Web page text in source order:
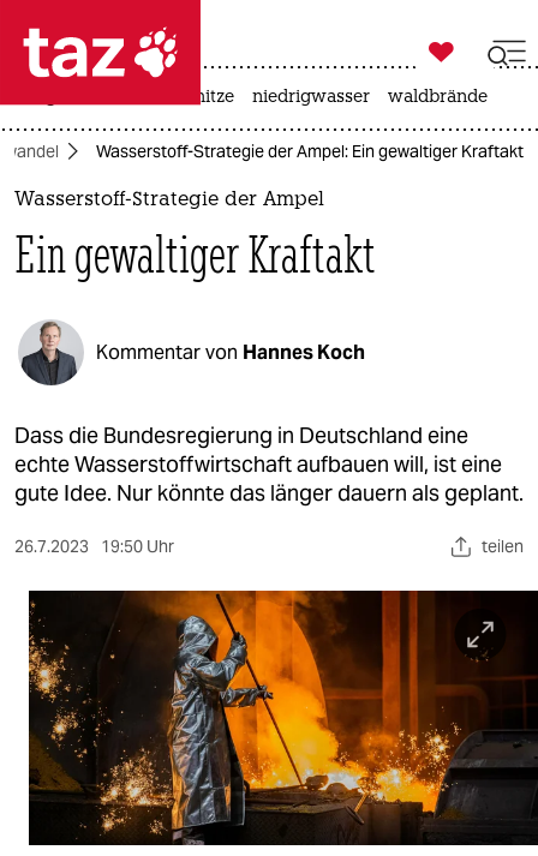
 taz zahl ich
taz zahl ich
politik
öko
gesellschaft
kultur
sport
berlin
nord
wahrheit
verlag
verlag
veranstaltungen
shop

taz zahl ich
hitze niedrigwasser waldbrände
Wasserstoff-Strategie der Ampel: Ein gewaltiger Kraftakt
Wasserstoff-Strategie der Ampel
Ein gewaltiger Kraftakt
Kommentar von Hannes Koch
Dass die Bundesregierung in Deutschland eine
echte Wasserstoffwirtschaft aufbauen will, ist eine
gute Idee. Nur könnte das länger dauern als geplant.
26.7.2023 19:50 Uhr teilen